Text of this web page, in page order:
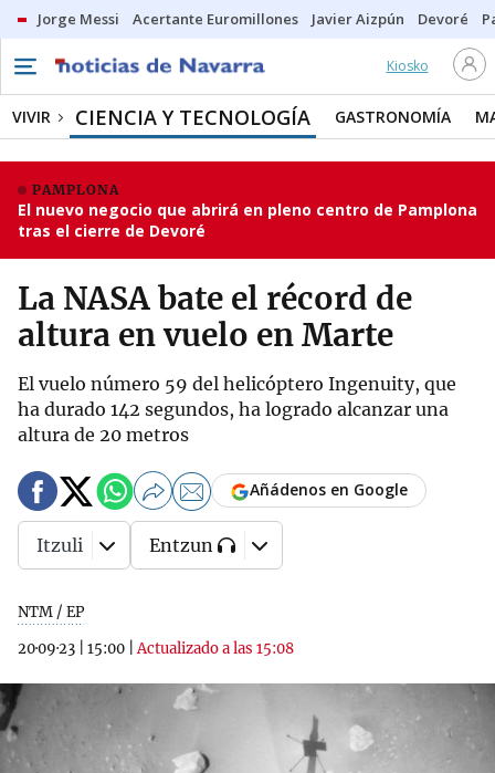
Jorge Messi Acertante Euromillones Javier Aizpún Devoré
Kiosko
VIVIR CIENCIA Y TECNOLOGÍA GASTRONOMÍA
PAMPLONA
El nuevo negocio que abrirá en pleno centro de Pamplona
tras el cierre de Devoré
La NASA bate el récord de
altura en vuelo en Marte
El vuelo número 59 del helicóptero Ingenuity, que
ha durado 142 segundos, ha logrado alcanzar una
altura de 20 metros
NTM / EP
20·09·23
15:00 |Actualizado a las 15:08
Añádenos en Google
Itzuli Entzun